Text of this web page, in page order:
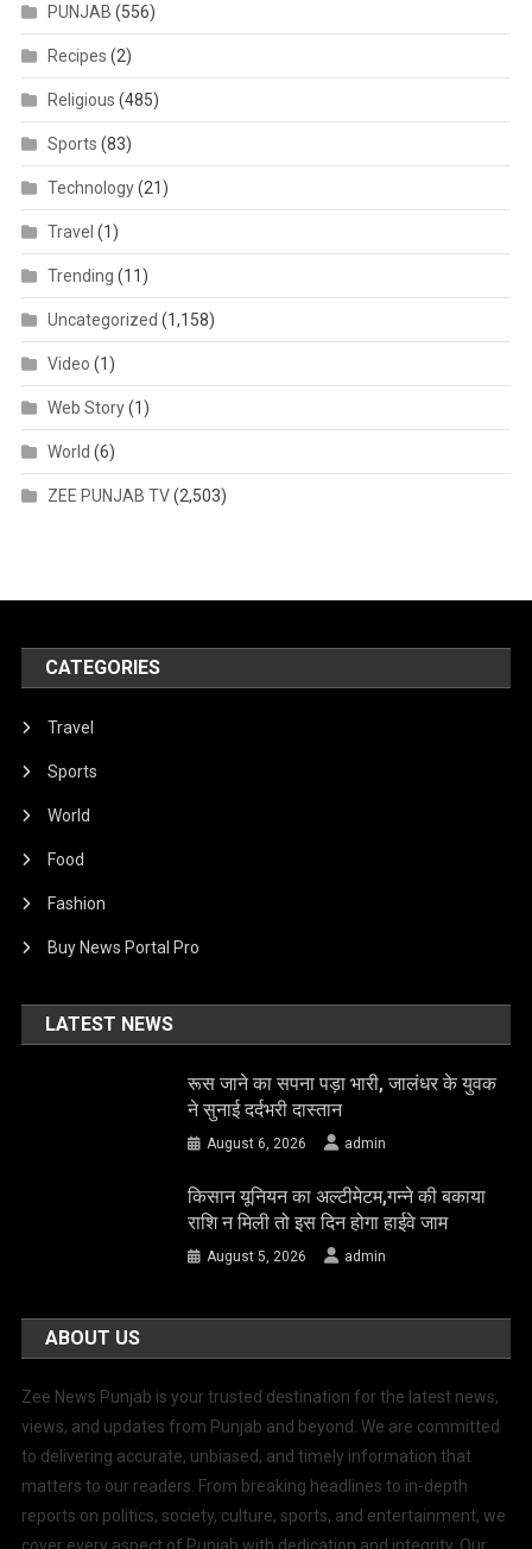
PUNJAB (556)
Recipes (2)
Religious (485)
Sports (83)
Technology(21)
Travel (1)
Trending (11)
Uncategorized (1,158)
Video (1)
Web Story(1)
World (6)
ZEE PUNJAB TV(2,503)
CATEGORIES
Travel
Sports
World
Food
Fashion
Buy News Portal Pro
LATEST NEWS
रूस जाने का सपना पड़ा भारी, जालंधर के युवक
ने सुनाई दर्दभरी दास्तान
August 6, 2026 admin
किसान यूनियन का अल्टीमेटम,गन्ने की बकाया
राशि न मिली तो इस दिन होगा हाईवे जाम
August 5, 2026 admin
ABOUT US
Zee News Punjab is your trusted destination for the latest news,
views, and updates from Punjab and beyond. We are committed
to delivering accurate, unbiased, and timely information that
matters to our readers. From breaking headlines to in-depth
reports on politics, society, culture, sports, and entertainment, we
cover every aspect of Punjab with dedication and integrity. Our